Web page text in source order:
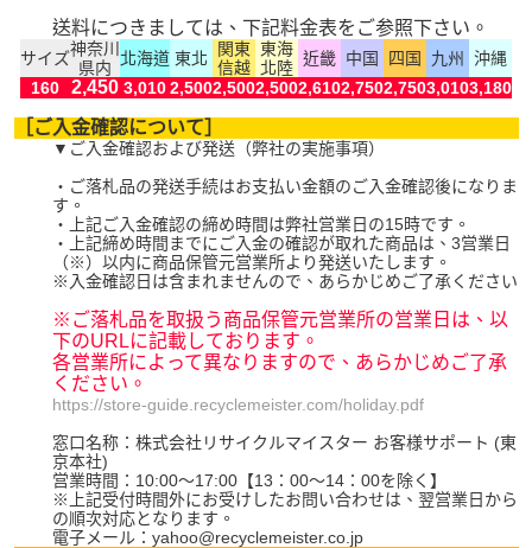
送料につきましては、下記料金表をご参照下さい。
サイズ神奈川
県内 北海道 東北
関東
信越
東海
北陸 近畿 中国 四国 九州
沖縄
160
2,450 3,0102,5002,5002,5002,6102,7502,7503,0103,180
［ご入金確認について］
▼ご入金確認および発送（弊社の実施事項）
・ご落札品の発送手続はお支払い金額のご入金確認後になりま
す。
・上記ご入金確認の締め時間は弊社営業日の15時です。
・上記締め時間までにご入金の確認が取れた商品は、3営業日
（※）以内に商品保管元営業所より発送いたします。
※入金確認日は含まれませんので、あらかじめご了承ください
※ご落札品を取扱う商品保管元営業所の営業日は、以
下のURLに記載しております。
各営業所によって異なりますので、あらかじめご了承
ください。
https://store-guide.recyclemeister.com/holiday.pdf
窓口名称：株式会社リサイクルマイスター お客様サポート (東
京本社)
営業時間：10:00～17:00【13：00～14：00を除く】
※上記受付時間外にお受けしたお問い合わせは、翌営業日から
の順次対応となります。
電子メール：yahoo@recyclemeister.co.jp